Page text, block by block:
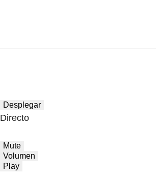
Desplegar
Directo
Mute
Volumen
Play